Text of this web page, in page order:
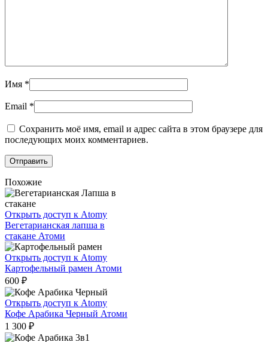
Имя *
Email *
Сохранить моё имя, email и адрес сайта в этом браузере для
последующих моих комментариев.
Похожие
Открыть доступ к Atomy
Вегетарианская лапша в
стакане Атоми
Открыть доступ к Atomy
Картофельный рамен Атоми
600 ₽
Открыть доступ к Atomy
Кофе Арабика Черный Атоми
1 300 ₽